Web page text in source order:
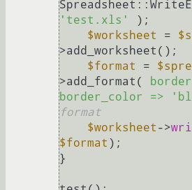
'test.xls'
);
$worksheet
=
>add_worksheet();
$format
=
>add_format(
border_color =>
format
$worksheet ->
$format );
}